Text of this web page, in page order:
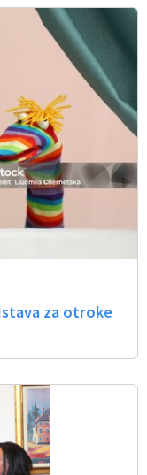
za otroke